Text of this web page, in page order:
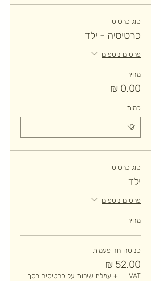
סוג כרטיס
כרטיסיה - ילד
פרטים נוספים
מחיר
כמות
סוג כרטיס
ילד
פרטים נוספים
מחיר
כניסה חד פעמית
VAT
+ עמלת שירות על כרטיסים בסך